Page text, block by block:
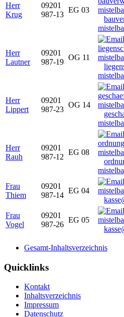
Herr
Krug
09201
987-13
EG 03
Herr
Lautner
09201
987-19
OG 11
Herr
Lippert
09201
987-23
OG 14
Herr
Rauh
09201
987-12
EG 08
Frau
Thiem
09201
987-14
EG 04
Frau
Vogel
09201
987-26
EG 05
Gesamt-Inhaltsverzeichnis
Quicklinks
Kontakt
Inhaltsverzeichnis
Impressum
Datenschutz